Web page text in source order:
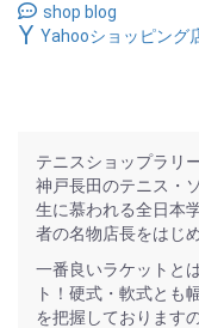
shop blog
Yahooショッピング
テニスショップラリ
神戸長田のテニス・
生に慕われる全日本
者の名物店長をはじ
一番良いラケットと
ト！硬式・軟式とも
を把握しております